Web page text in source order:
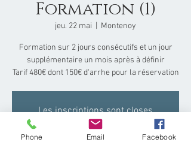
Formation (1)
jeu. 22 mai Montenoy
Formation sur 2 jours consécutifs et un jour
supplémentaire un mois après à définir
Tarif 480€ dont 150€ d'arrhe pour la réservation
Les inscriptions sont closes
Voir d'autres événements
Phone Email Facebook